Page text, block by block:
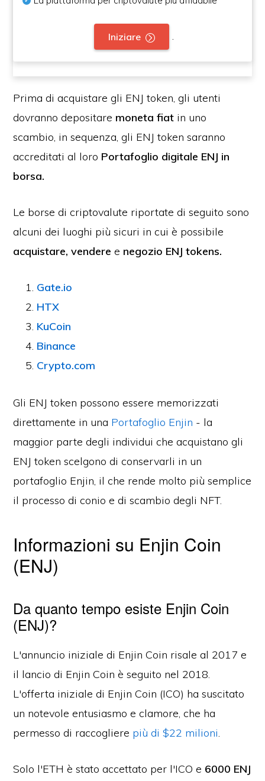
Iniziare
Prima di acquistare gli ENJ token, gli utenti
dovranno depositare moneta fiat in uno
scambio, in sequenza, gli ENJ token saranno
accreditati al loro Portafoglio digitale ENJ in
borsa.
Le borse di criptovalute riportate di seguito sono
alcuni dei luoghi più sicuri in cui è possibile
acquistare, vendere e negozio ENJ tokens.
Gate.io
HTX
KuCoin
Binance
Crypto.com
Gli ENJ token possono essere memorizzati
direttamente in una Portafoglio Enjin - la
maggior parte degli individui che acquistano gli
ENJ token scelgono di conservarli in un
portafoglio Enjin, il che rende molto più semplice
il processo di conio e di scambio degli NFT.
Informazioni su Enjin Coin
(ENJ)
Da quanto tempo esiste Enjin Coin
(ENJ)?
L'annuncio iniziale di Enjin Coin risale al 2017 e
il lancio di Enjin Coin è seguito nel 2018.
L'offerta iniziale di Enjin Coin (ICO) ha suscitato
un notevole entusiasmo e clamore, che ha
permesso di raccogliere più di $22 milioni.
Solo l'ETH è stato accettato per l'ICO e 6000 ENJ